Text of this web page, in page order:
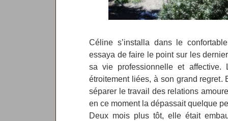
Céline s’installa dans le
essaya de faire le point sur les
sa vie professionnelle et affective.
étroitement liées, à son grand regret.
séparer le travail des relations
en ce moment la dépassait quelque
Deux mois plus tôt, elle était